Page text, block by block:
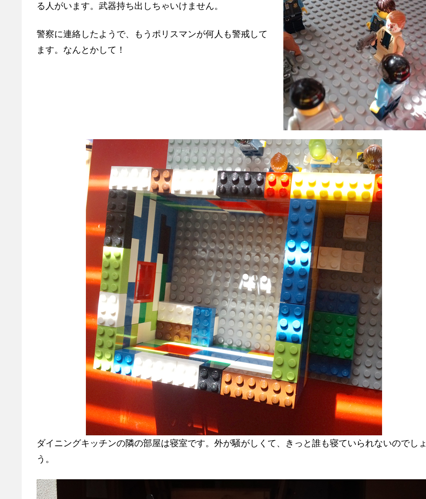
る人がいます。武器持ち出しちゃいけません。
警察に連絡したようで、もうポリスマンが何人も警戒して
ます。なんとかして！
ダイニングキッチンの隣の部屋は寝室です。外が騒がしくて、きっと誰も寝ていられないのでしょ
う。